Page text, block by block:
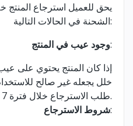
يحق للعميل استرجاع المنتج
الشحنة في الحالات التالية:
وجود عيب في المنتج:
إذا كان المنتج يحتوي على
خلل يجعله غير صالح
طلب الاسترجاع خلال فترة 7 أيام.
شروط الاسترجاع: